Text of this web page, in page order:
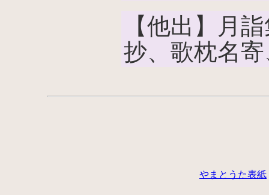
【他出】月
抄、歌枕名
やまとうた表紙